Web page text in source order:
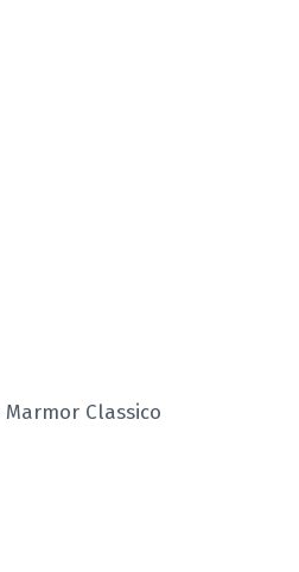
Classico